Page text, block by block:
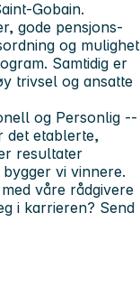
Gobain.
gode pensjons-
og mulighet
Samtidig er
trivsel og ansatte
og Personlig --
det etablerte,
resultater
bygger vi vinnere.
våre rådgivere
i karrieren? Send